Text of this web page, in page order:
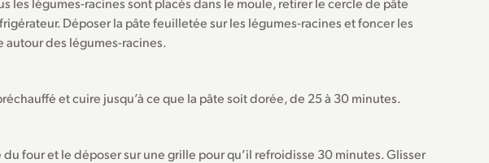
Déposer la pâte feuilletée sur les légumes-racines et foncer les
autour des légumes-racines.
et cuire jusqu’à ce que la pâte soit dorée, de 25 à 30 minutes.
du four et le déposer sur une grille pour qu’il refroidisse 30 minutes. Glisser